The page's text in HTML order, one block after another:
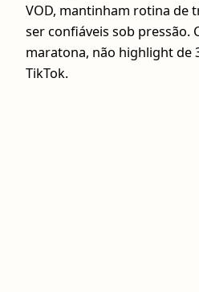
VOD, mantinham rotina de
ser confiáveis sob pressão.
maratona, não highlight de
TikTok.